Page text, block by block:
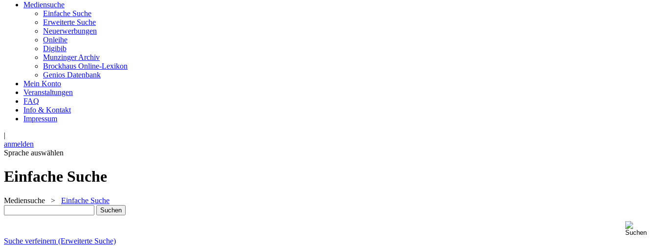
Mediensuche
Einfache Suche
Erweiterte Suche
Neuerwerbungen
Onleihe
Digibib
Munzinger Archiv
Brockhaus Online-Lexikon
Genios Datenbank
Mein Konto
Veranstaltungen
FAQ
Info & Kontakt
Impressum
|
anmelden
Sprache auswählen
Einfache Suche
Mediensuche > Einfache Suche
Suche verfeinern (Erweiterte Suche)